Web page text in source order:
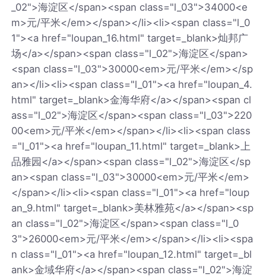
_02">海淀区</span><span class="l_03">34000<e
m>元/平米</em></span></li><li><span class="l_0
1"><a href="loupan_16.html" target=_blank>灿邦广
场</a></span><span class="l_02">海淀区</span>
<span class="l_03">30000<em>元/平米</em></sp
an></li><li><span class="l_01"><a href="loupan_4.
html" target=_blank>金海华府</a></span><span cl
ass="l_02">海淀区</span><span class="l_03">220
00<em>元/平米</em></span></li><li><span class
="l_01"><a href="loupan_11.html" target=_blank>上
品雅园</a></span><span class="l_02">海淀区</sp
an><span class="l_03">30000<em>元/平米</em>
</span></li><li><span class="l_01"><a href="loup
an_9.html" target=_blank>美林雅苑</a></span><sp
an class="l_02">海淀区</span><span class="l_0
3">26000<em>元/平米</em></span></li><li><spa
n class="l_01"><a href="loupan_12.html" target=_bl
ank>金域华府</a></span><span class="l_02">海淀